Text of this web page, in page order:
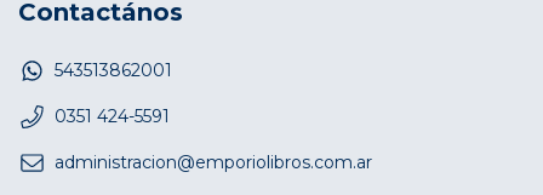
Contactános
543513862001
0351 424-5591
administracion@emporiolibros.com.ar